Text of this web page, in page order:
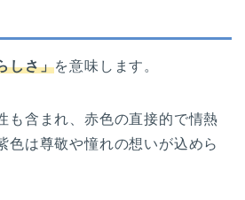
しさ」を意味します。
も含まれ、赤色の直接的で情熱
色は尊敬や憧れの想いが込めら